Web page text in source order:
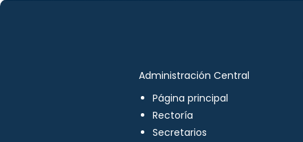
Administración Central
Página principal
Rectoría
Secretarios